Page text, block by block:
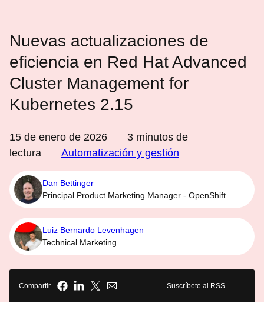
Nuevas actualizaciones de
eficiencia en Red Hat Advanced
Cluster Management for
Kubernetes 2.15
15 de enero de 2026 3 minutos de
lectura
Automatización y gestión
Dan Bettinger
Principal Product Marketing Manager - OpenShift
Luiz Bernardo Levenhagen
Technical Marketing
Compartir Suscríbete al RSS